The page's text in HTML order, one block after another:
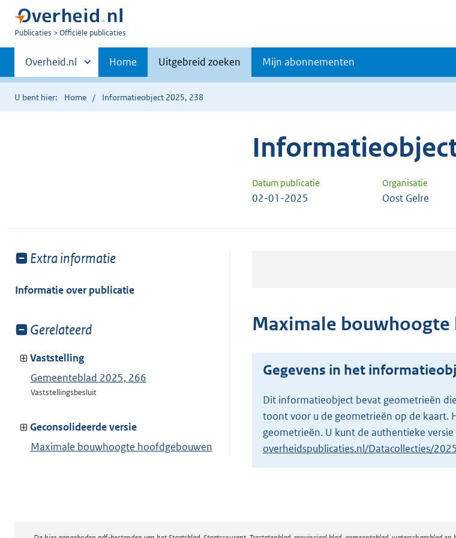
U
Publicaties Officiële publicaties
Primaire
navigatie
Andere
sites
binnen
Overheid.nl Home Uitgebreid zoeken Mijn abonnementen
U bent hier: Home Informatieobject 2025, 238
Datum publicatie Organisatie
02-01-2025 Oost Gelre
Toon
van:
Extra informatie
Informatie over publicatie
Toon
van:
Gerelateerd
Vaststelling
Gemeenteblad 2025, 266
Vaststellingsbesluit
Geconsolideerde versie
Maximale bouwhoogte hoofdgebouwen
Maximale
Gegevens in het
Dit informatieobject bevat geometrieën
toont voor u de geometrieën op de kaart.
geometrieën. U kunt de authentieke
overheidspublicaties.nl/Datacollecties/